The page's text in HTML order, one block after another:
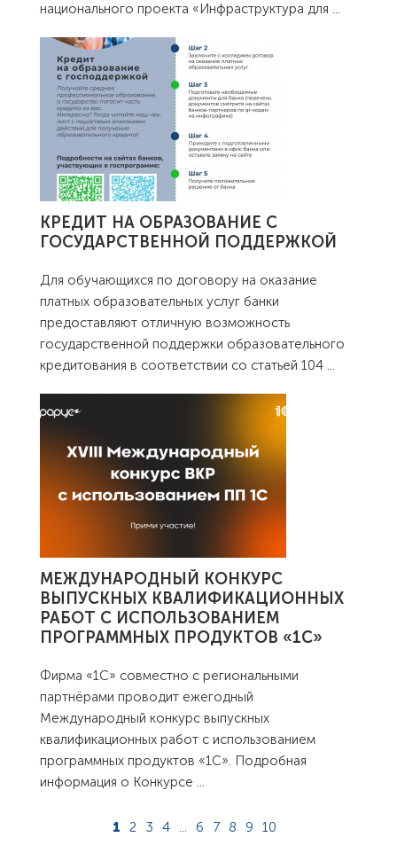
национального проекта «Инфраструктура для ...
КРЕДИТ НА ОБРАЗОВАНИЕ С
ГОСУДАРСТВЕННОЙ ПОДДЕРЖКОЙ
Для обучающихся по договору на оказание
платных образовательных услуг банки
предоставляют отличную возможность
государственной поддержки образовательного
кредитования в соответствии со статьей 104 ...
МЕЖДУНАРОДНЫЙ КОНКУРС
ВЫПУСКНЫХ КВАЛИФИКАЦИОННЫХ
РАБОТ С ИСПОЛЬЗОВАНИЕМ
ПРОГРАММНЫХ ПРОДУКТОВ «1С»
Фирма «1С» совместно с региональными
партнёрами проводит ежегодный
Международный конкурс выпускных
квалификационных работ с использованием
программных продуктов «1С». Подробная
информация о Конкурсе ...
1 2 3 4 ... 6 7 8 9 10